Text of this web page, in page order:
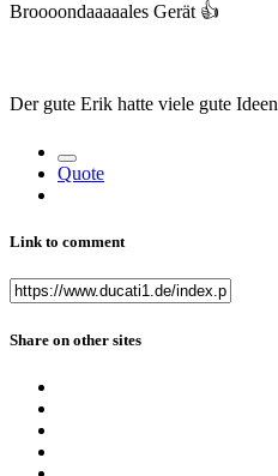
Broooondaaaaales Gerät 👍
Der gute Erik hatte viele gute Ideen
Quote
Link to comment
Share on other sites